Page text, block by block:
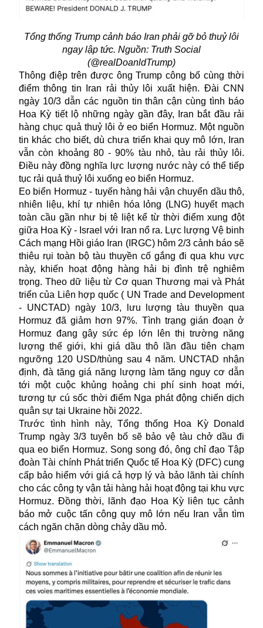
Tổng thống Trump cảnh báo Iran phải gỡ bỏ thuỷ lôi
ngay lập tức. Nguồn: Truth Social
(@realDoanldTrump)
Thông điệp trên được ông Trump công bố cùng thời
điểm thông tin Iran rải thủy lôi xuất hiện. Đài CNN
ngày 10/3 dẫn các nguồn tin thân cận cùng tình báo
Hoa Kỳ tiết lộ những ngày gần đây, Iran bắt đầu rải
hàng chục quả thuỷ lôi ở eo biển Hormuz. Một nguồn
tin khác cho biết, dù chưa triển khai quy mô lớn, Iran
vẫn còn khoảng 80 - 90% tàu nhỏ, tàu rải thủy lôi.
Điều này đồng nghĩa lực lượng nước này có thể tiếp
tục rải quả thuỷ lôi xuống eo biển Hormuz.
Eo biển Hormuz - tuyến hàng hải vận chuyển dầu thô,
nhiên liệu, khí tự nhiên hóa lỏng (LNG) huyết mạch
toàn cầu gần như bị tê liệt kể từ thời điểm xung đột
giữa Hoa Kỳ - Israel với Iran nổ ra. Lực lượng Vệ binh
Cách mạng Hồi giáo Iran (IRGC) hôm 2/3 cảnh báo sẽ
thiêu rụi toàn bộ tàu thuyền cố gắng đi qua khu vực
này, khiến hoạt động hàng hải bị đình trệ nghiêm
trọng. Theo dữ liệu từ Cơ quan Thương mại và Phát
triển của Liên hợp quốc ( UN Trade and Development
- UNCTAD) ngày 10/3, lưu lượng tàu thuyền qua
Hormuz đã giảm hơn 97%. Tình trạng gián đoạn ở
Hormuz đang gây sức ép lớn lên thị trường năng
lượng thế giới, khi giá dầu thô lần đầu tiên chạm
ngưỡng 120 USD/thùng sau 4 năm. UNCTAD nhận
định, đà tăng giá năng lượng làm tăng nguy cơ dẫn
tới một cuộc khủng hoảng chi phí sinh hoạt mới,
tương tự cú sốc thời điểm Nga phát động chiến dịch
quân sự tại Ukraine hồi 2022.
Trước tình hình này, Tổng thống Hoa Kỳ Donald
Trump ngày 3/3 tuyên bố sẽ bảo vệ tàu chở dầu đi
qua eo biển Hormuz. Song song đó, ông chỉ đạo Tập
đoàn Tài chính Phát triển Quốc tế Hoa Kỳ (DFC) cung
cấp bảo hiểm với giá cả hợp lý và bảo lãnh tài chính
cho các công ty vận tải hàng hải hoạt động tại khu vực
Hormuz. Đồng thời, lãnh đạo Hoa Kỳ liên tục cảnh
báo mở cuộc tấn công quy mô lớn nếu Iran vẫn tìm
cách ngăn chặn dòng chảy dầu mỏ.